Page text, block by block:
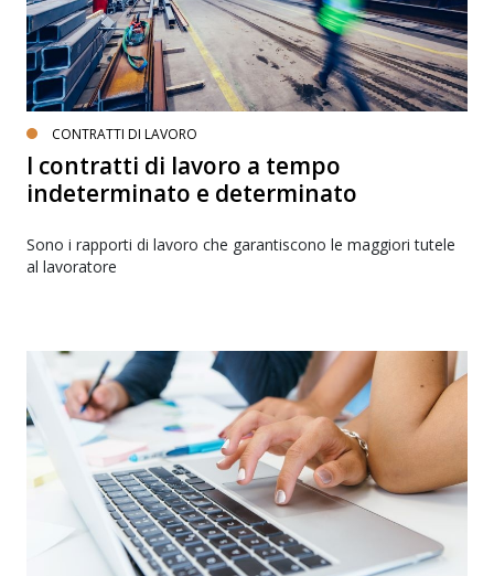
CONTRATTI DI LAVORO
I contratti di lavoro a tempo
indeterminato e determinato
Sono i rapporti di lavoro che garantiscono le maggiori tutele
al lavoratore